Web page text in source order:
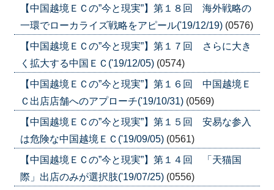
【中国越境ＥＣの”今と現実”】第１８回 海外戦略の
一環でローカライズ戦略をアピール('19/12/19) (0576)
【中国越境ＥＣの”今と現実”】第１７回 さらに大き
く拡大する中国ＥＣ('19/12/05) (0574)
【中国越境ＥＣの”今と現実”】第１６回 中国越境Ｅ
Ｃ出店店舗へのアプローチ('19/10/31) (0569)
【中国越境ＥＣの”今と現実”】第１５回 安易な参入
は危険な中国越境ＥＣ('19/09/05) (0561)
【中国越境ＥＣの”今と現実”】第１４回 「天猫国
際」出店のみが選択肢('19/07/25) (0556)